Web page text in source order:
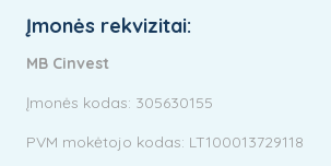
Įmonės rekvizitai:
MB Cinvest
Įmonės kodas: 305630155
PVM mokėtojo kodas: LT100013729118